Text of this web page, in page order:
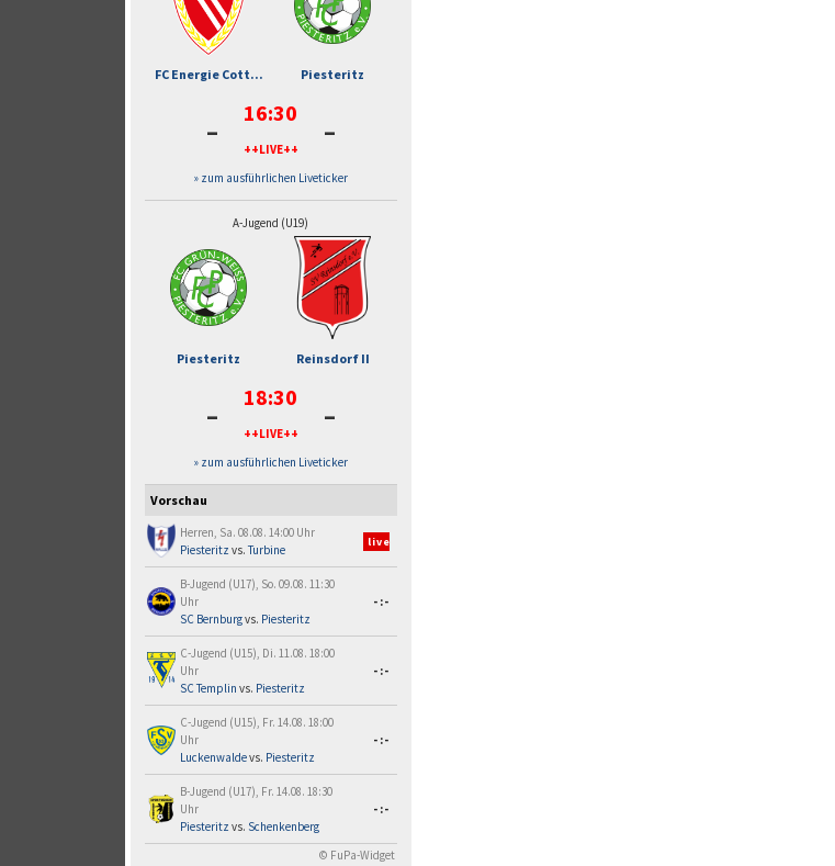
FC Energie Cott... Piesteritz
- 16:30
++LIVE++ -
» zum ausführlichen Liveticker
A-Jugend (U19)
Piesteritz Reinsdorf II
- 18:30
++LIVE++ -
» zum ausführlichen Liveticker
Vorschau
Herren, Sa. 08.08. 14:00 Uhr
Piesteritz vs.Turbine
live
B-Jugend (U17), So. 09.08. 11:30
Uhr
SC Bernburgvs. Piesteritz
-:-
C-Jugend (U15), Di. 11.08. 18:00
Uhr
SC Templin vs. Piesteritz
-:-
C-Jugend (U15), Fr. 14.08. 18:00
Uhr
Luckenwaldevs. Piesteritz
-:-
B-Jugend (U17), Fr. 14.08. 18:30
Uhr
Piesteritz vs. Schenkenberg
-:-
© FuPa-Widget